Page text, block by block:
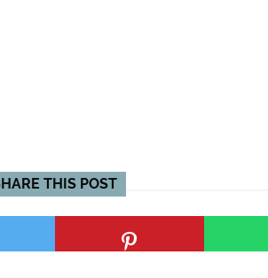
THIS POST